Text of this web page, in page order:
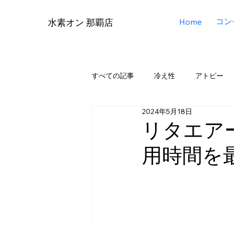
水素オン 那覇店 Home コン
すべての記事 冷え性 アトピー
リタエアー（Lita Air）
メディア掲載
リタエア
用時間を
2024年5月18日